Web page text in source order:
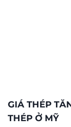
GIÁ THÉP
THÉP Ở MỸ